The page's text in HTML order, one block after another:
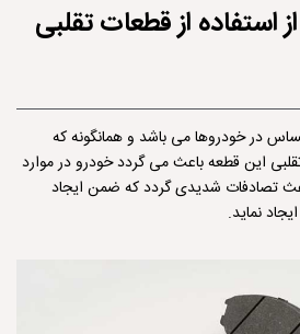
از قطعات تقلبی
در خودروها می باشد و همانگونه كه
این قطعه باعث می گردد خودرو در موارد
تصادفات شدیدی گردد كه ضمن ایجاد
نماید.